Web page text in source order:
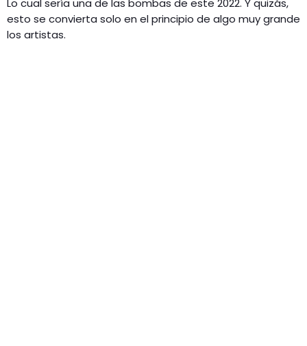
Lo cual sería una de las bombas de este 2022. Y quizás,
esto se convierta solo en el principio de algo muy grande
los artistas.